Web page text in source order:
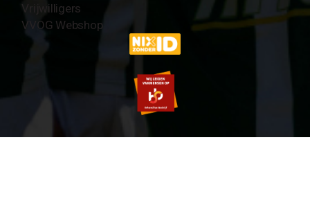
Vrijwilligers
VVOG Webshop